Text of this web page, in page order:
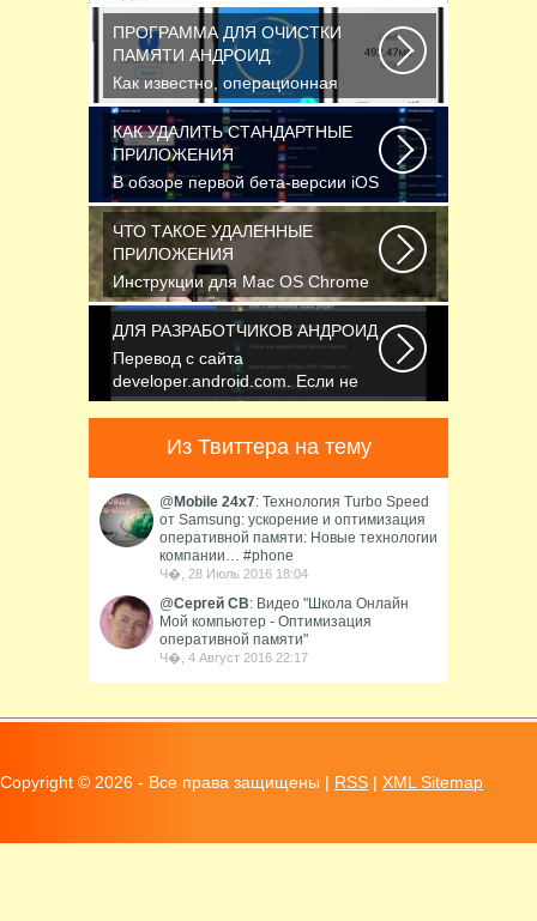
кросс-платформенные...
ПРОГРАММА ДЛЯ ОЧИСТКИ
ПАМЯТИ АНДРОИД
Как известно, операционная
система Android, также как и
Windows, страдает...
КАК УДАЛИТЬ СТАНДАРТНЫЕ
ПРИЛОЖЕНИЯ
В обзоре первой бета-версии iOS
10 мы рассказали вам, что в
новой версии...
ЧТО ТАКОЕ УДАЛЕННЫЕ
ПРИЛОЖЕНИЯ
Инструкции для Mac OS Chrome
начнет скачивать DMG-файл.
Нажмите Сохранить...
ДЛЯ РАЗРАБОТЧИКОВ АНДРОИД
Перевод с сайта
developer.android.com. Если не
указано иное, этот контент...
Из Твиттера на тему
@ Mobile 24x7: Технология Turbo Speed
от Samsung: ускорение и оптимизация
оперативной памяти: Новые технологии
компании… #phone
Ч�, 28 Июль 2016 18:04
@Сергей СВ: Видео "Школа Онлайн
Мой компьютер - Оптимизация
оперативной памяти"
Ч�, 4 Август 2016 22:17
Copyright © 2026 - Все права защищены | RSS | XML Sitemap